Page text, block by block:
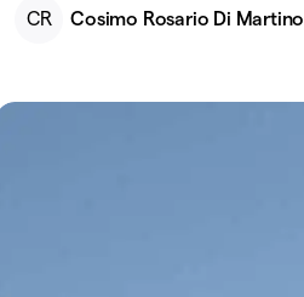
CR Cosimo Rosario Di Martino